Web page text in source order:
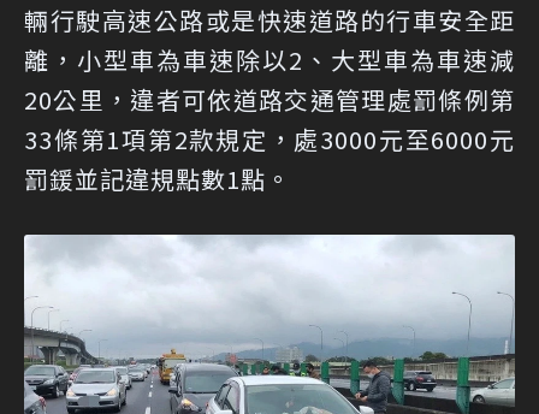
輛行駛高速公路或是快速道路的行車安全距
離，小型車為車速除以2、大型車為車速減
20公里，違者可依道路交通管理處罰條例第
33條第1項第2款規定，處3000元至6000元
罰鍰並記違規點數1點。